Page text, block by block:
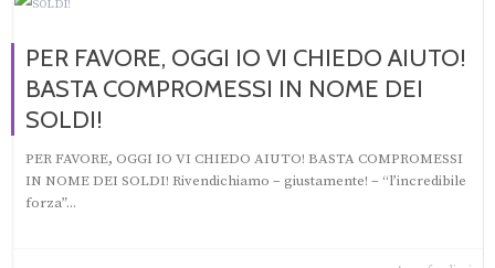
PER FAVORE, OGGI IO VI CHIEDO AIUTO!
BASTA COMPROMESSI IN NOME DEI
SOLDI!
PER FAVORE, OGGI IO VI CHIEDO AIUTO! BASTA COMPROMESSI
IN NOME DEI SOLDI! Rivendichiamo – giustamente! – “l’incredibile
forza”...